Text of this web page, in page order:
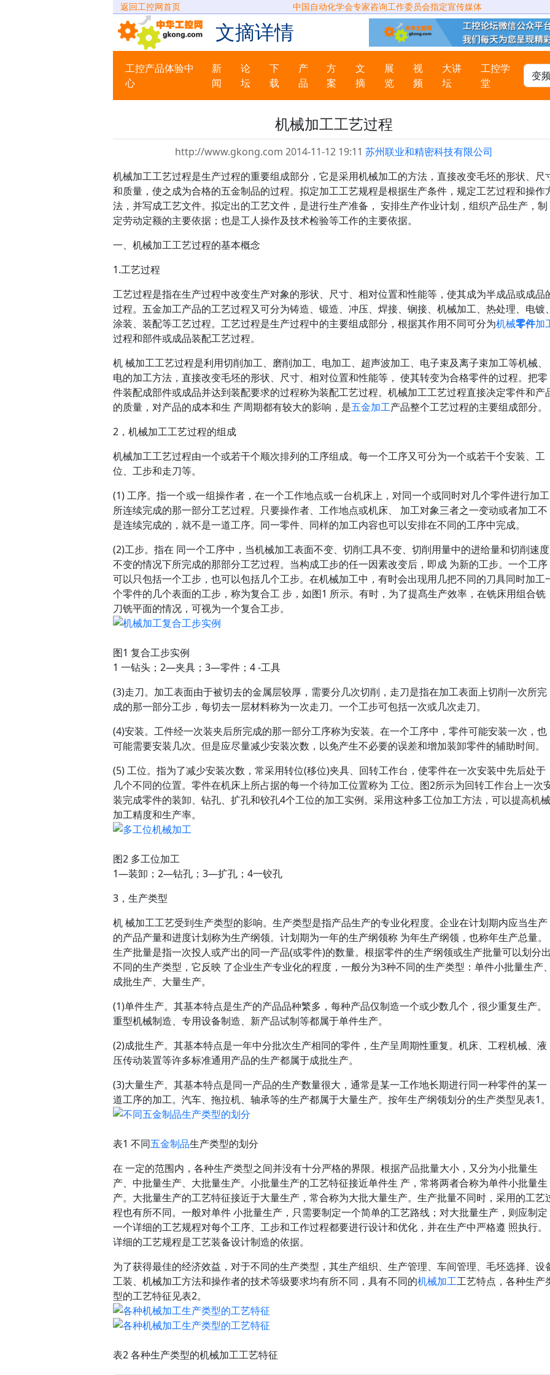
返回工控网首页 中国自动化学会专家咨询工作委员会指定宣传媒体
文摘详情
工控产品体验中
心
新
闻
论
坛
下
载
产
品
方
案
文
摘
展
览
视
频
大讲
坛
工控学
堂
机械加工工艺过程
http://www.gkong.com 2014-11-12 19:11 苏州联业和精密科技有限公司
机械加工工艺过程是生产过程的重要组成部分，它是采用机械加工的方法，直接改变毛坯的形状、尺
和质量，使之成为合格的五金制品的过程。拟定加工工艺规程是根据生产条件，规定工艺过程和操作
法，并写成工艺文件。拟定出的工艺文件，是进行生产准备， 安排生产作业计划，组织产品生产，制
定劳动定额的主要依据；也是工人操作及技术检验等工作的主要依据。
一、 机械加工工艺过程的基本概念
1.工艺过程
工艺过程是指在生产过程中改变生产对象的形状、尺寸、相对位置和性能等，使其成为半成品或成品
过程。 五金加工产品的工艺过程又可分为铸造、锻造、冲压、焊接、锎接、机械加工、热处理、电镀、
涂装、装配等工艺过程。工艺过程是生产过程中的主要组成部分，根据其作用不同可分为机械零件加
过程和部件或成品装配工艺过程。
机 械加工工艺过程是利用切削加工、磨削加工、电加工、超声波加工、电子束及离子束加工等机械、
电的加工方法，直接改变毛坯的形状、尺寸、相对位置和性能等， 使其转变为合格零件的过程。把零
件装配成部件或成品并达到装配要求的过程称为装配工艺过程。机械加工工艺过程直接决定零件和产
的质量，对产品的成本和生 产周期都有较大的影响，是五金加工产品整个工艺过程的主要组成部分。
2， 机械加工工艺过程的组成
机械加工工艺过程由一个或若干个顺次排列的工序组成。每一个工序又可分为一个或若干个安装、工
位、工步和走刀等。
(1) 工序。指一个或一组操作者，在一个工作地点或一台机床上，对同一个或同时对几个零件进行加工
所连续完成的那一部分工艺过程。只要操作者、工作地点或机床、 加工对象三者之一变动或者加工不
是连续完成的，就不是一道工序。同一零件、同样的加工内容也可以安排在不同的工序中完成。
(2)工步。指在 同一个工序中，当机械加工表面不变、切削工具不变、切削用量中的进给量和切削速度
不变的情况下所完成的那部分工艺过程。当构成工步的任一因素改变后，即成 为新的工步。一个工序
可以只包括一个工步，也可以包括几个工步。在机械加工中，有时会出现用几把不同的刀具同时加工
个零件的几个表面的工步，称为复合工 步，如图1 所示。有时，为了提髙生产效率，在铣床用组合铣
刀铣平面的情况，可视为一个复合工步。
图1 复合工步实例
1 一钻头；2—夹具；3—零件；4 -工具
(3)走刀。加工表面由于被切去的金属层较厚，需要分几次切削，走刀是指在加工表面上切削一次所完
成的那一部分工步，每切去一层材料称为一次走刀。一个工步可包括一次或几次走刀。
(4)安装。工件经一次装夹后所完成的那一部分工序称为安装。在一个工序中，零件可能安装一次，也
可能需要安装几次。但是应尽量减少安装次数，以免产生不必要的误差和增加装卸零件的辅助时间。
(5) 工位。指为了减少安装次数，常采用转位(移位)夹具、回转工作台，使零件在一次安装中先后处于
几个不同的位置。零件在机床上所占据的每一个待加工位置称为 工位。图2所示为回转工作台上一次
装完成零件的装卸、钻孔、扩孔和铰孔4个工位的加工实例。采用这种多工位加工方法，可以提高机械
加工精度和生产率。
图2 多工位加工
1—装卸；2—钻孔；3—扩孔；4一铰孔
3，生产类型
机 械加工工艺受到生产类型的影响。生产类型是指产品生产的专业化程度。企业在计划期内应当生产
的产品产量和进度计划称为生产纲领。计划期为一年的生产纲领称 为年生产纲领，也称年生产总量。
生产批量是指一次投人或产出的同一产品(或零件)的数量。根据零件的生产纲领或生产批量可以划分出
不同的生产类型，它反映 了企业生产专业化的程度，一般分为3种不同的生产类型：单件小批量生产、
成批生产、大量生产。
(1)单件生产。其基本特点是生产的产品品种繁多，每种产品仅制造一个或少数几个，很少重复生产。
重型机械制造、专用设备制造、新产品试制等都属于单件生产。
(2)成批生产。其基本特点是一年中分批次生产相同的零件，生产呈周期性重复。机床、工程机械、液
压传动装置等许多标准通用产品的生产都属于成批生产。
(3)大量生产。其基本特点是同一产品的生产数量很大，通常是某一工作地长期进行同一种零件的某一
道工序的加工。汽车、拖拉机、轴承等的生产都属于大量生产。按年生产纲领划分的生产类型见表1。
表1 不同五金制品生产类型的划分
在 一定的范围内，各种生产类型之间并没有十分严格的界限。根据产品批量大小，又分为小批量生
产、中批量生产、大批量生产。小批量生产的工艺特征接近单件生 产，常将两者合称为单件小批量生
产。大批量生产的工艺特征接近于大量生产，常合称为大批大量生产。生产批量不同时，采用的工艺
程也有所不同。一般对单件 小批量生产，只需要制定一个简单的工艺路线；对大批量生产，则应制定
一个详细的工艺规程对每个工序、工步和工作过程都要进行设计和优化，并在生产中严格遵 照执行。
详细的工艺规程是工艺装备设计制造的依据。
为了获得最佳的经济效益，对于不同的生产类型，其生产组织、生产管理、车间管理、毛坯选择、设
工装、机械加工方法和操作者的技术等级要求均有所不同，具有不同的机械加工工艺特点，各种生产
型的工艺特征见表2。
表2 各种生产类型的机械加工工艺特征